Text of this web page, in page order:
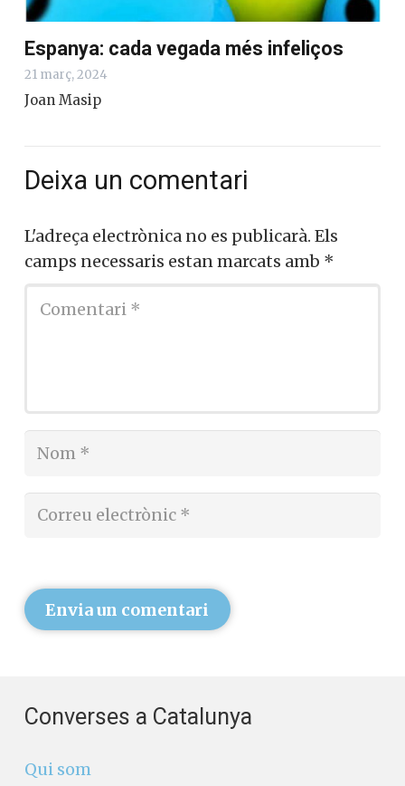
Espanya: cada vegada més infeliços
21 març, 2024
Joan Masip
Deixa un comentari
L'adreça electrònica no es publicarà. Els
camps necessaris estan marcats amb *
Envia un comentari
Converses a Catalunya
Qui som